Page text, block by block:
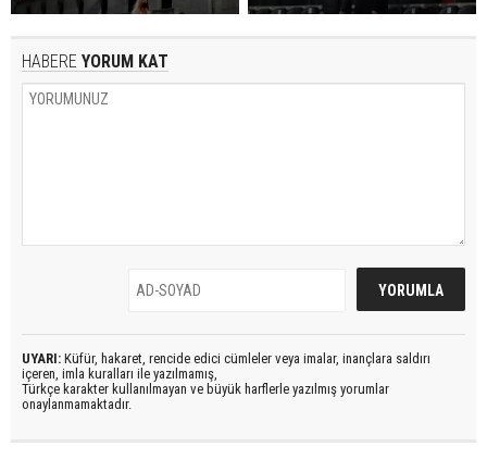
HABERE YORUM KAT
UYARI: Küfür, hakaret, rencide edici cümleler veya imalar, inançlara saldırı
içeren, imla kuralları ile yazılmamış,
Türkçe karakter kullanılmayan ve büyük harflerle yazılmış yorumlar
onaylanmamaktadır.